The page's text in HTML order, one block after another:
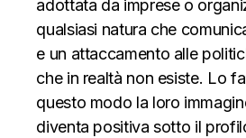
adottata da imprese o
qualsiasi natura che
e un attaccamento alle
che in realtà non esiste. Lo
questo modo la loro
diventa positiva sotto il